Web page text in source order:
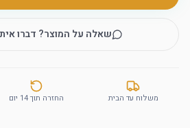
שאלה על המוצר? דברו
משלוח עד הבית החזרה תוך 14 יום